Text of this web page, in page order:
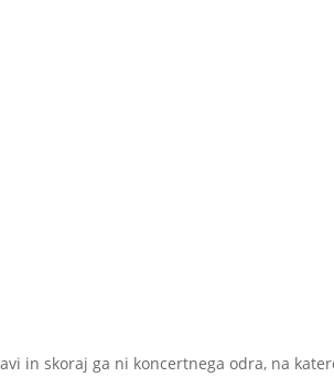
in skoraj ga ni koncertnega odra, na